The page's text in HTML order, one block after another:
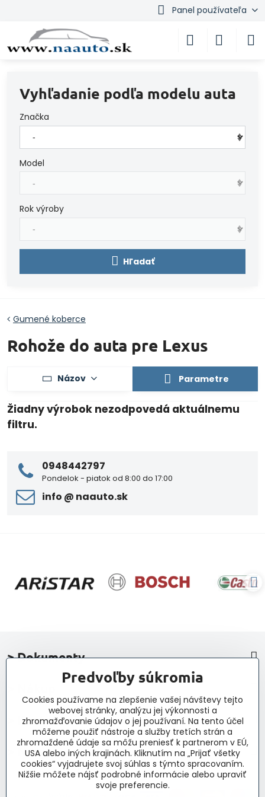
Panel používateľa
Vyhľadanie podľa modelu auta
Značka
Model
Rok výroby
Hľadať
Gumené koberce
Rohože do auta pre Lexus
Názov Parametre
0948442797
Pondelok - piatok od 8:00 do 17:00
info ​@ naauto​.sk
> Dokumenty
> Kontakt a navigácia
> Novinky, články, príspevky
Predvoľby súkromia
Cookies používame na zlepšenie vašej návštevy tejto
webovej stránky, analýzu jej výkonnosti a
zhromažďovanie údajov o jej používaní. Na tento účel
môžeme použiť nástroje a služby tretích strán a
zhromaždené údaje sa môžu preniesť k partnerom v EÚ,
USA alebo iných krajinách. Kliknutím na „Prijať všetky
cookies“ vyjadrujete svoj súhlas s týmto spracovaním.
Nižšie môžete nájsť podrobné informácie alebo upraviť
svoje preferencie.